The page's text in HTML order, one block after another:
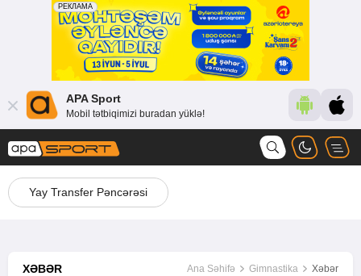
APA Sport
Mobil tətbiqimizi buradan yüklə!
Yay Transfer Pəncərəsi
XƏBƏR Ana Səhifə Gimnastika Xəbər